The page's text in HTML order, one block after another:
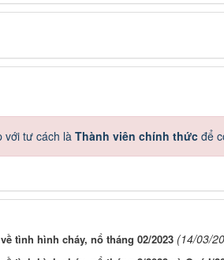
với tư cách là Thành viên chính thức để
tình hình cháy, nổ tháng 02/2023 (14/03/